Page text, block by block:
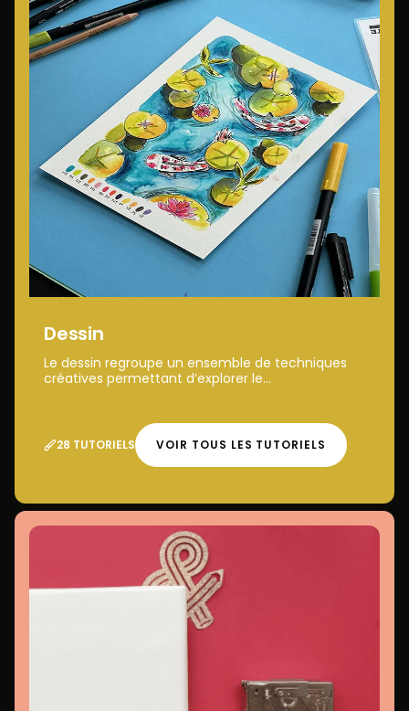
Dessin
Le dessin regroupe un ensemble de techniques
créatives permettant d’explorer le...
28 TUTORIELS VOIR TOUS LES TUTORIELS